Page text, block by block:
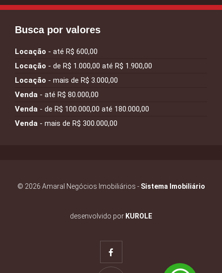
Busca por valores
Locação - até R$ 600,00
Locação - de R$ 1.000,00 até R$ 1.900,00
Locação - mais de R$ 3.000,00
Venda - até R$ 80.000,00
Venda - de R$ 100.000,00 até 180.000,00
Venda - mais de R$ 300.000,00
© 2026 Amaral Negócios Imobiliários - Sistema Imobiliário
desenvolvido por KUROLE